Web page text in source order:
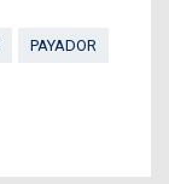
PAYADOR